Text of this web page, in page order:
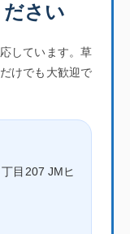
さい
しています。草
けでも大歓迎で
目207 JMヒ